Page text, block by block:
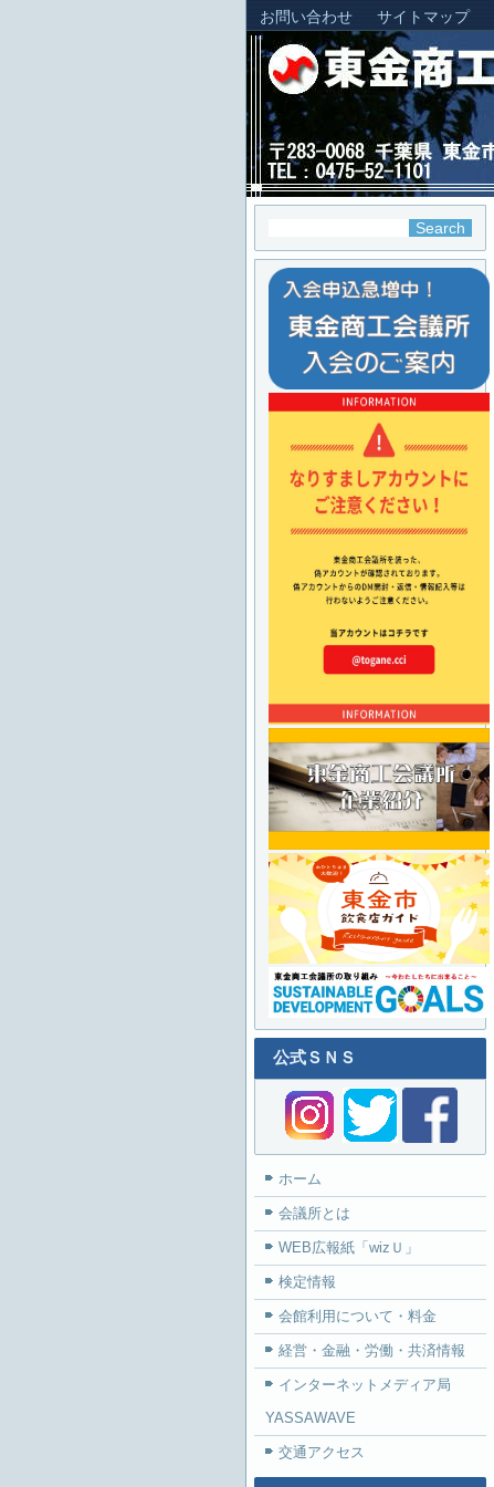
お問い合わせ サイトマップ
公式ＳＮＳ
ホーム
会議所とは
WEB広報紙「wizＵ」
検定情報
会館利用について・料金
経営・金融・労働・共済情報
インターネットメディア局
YASSAWAVE
交通アクセス